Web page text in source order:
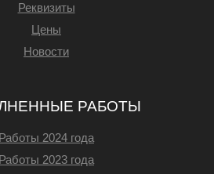
Реквизиты
Цены
Новости
РАБОТЫ
Работы 2024 года
Работы 2023 года